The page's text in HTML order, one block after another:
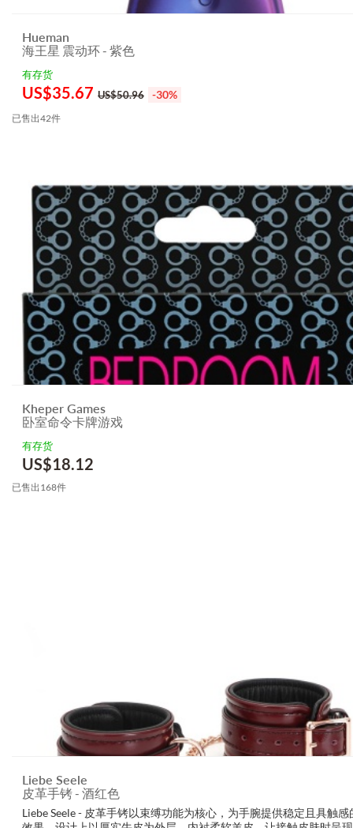
Hueman
海王星 震动环 - 紫色
有存货
US$35.67 US$50.96 -30%
已售出42件
Kheper Games
卧室命令卡牌游戏
有存货
US$18.12
已售出168件
Liebe Seele
皮革手铐 - 酒红色
Liebe Seele - 皮革手铐以束缚功能为核心，为手腕提供稳定且具触感